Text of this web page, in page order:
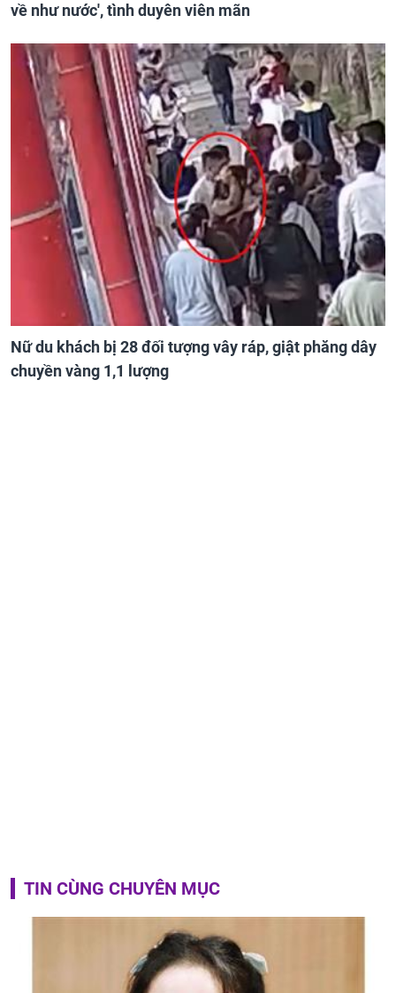
về như nước', tình duyên viên mãn
Nữ du khách bị 28 đối tượng vây ráp, giật phăng dây
chuyền vàng 1,1 lượng
TIN CÙNG CHUYÊN MỤC